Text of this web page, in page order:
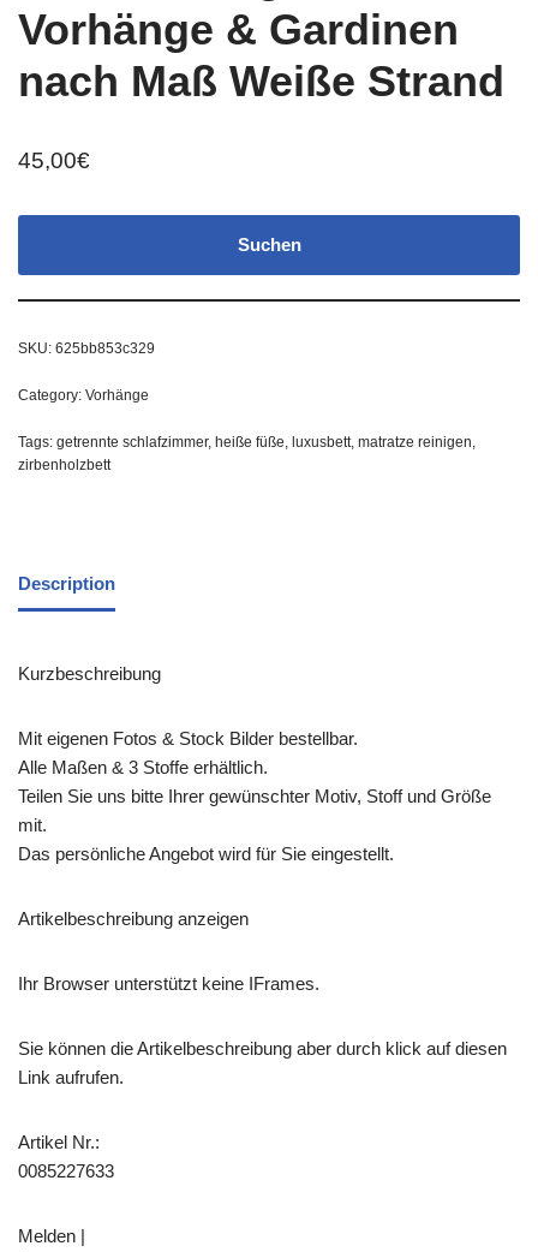
Vorhänge & Gardinen
nach Maß Weiße Strand
45,00€
Suchen
SKU: 625bb853c329
Category: Vorhänge
Tags: getrennte schlafzimmer, heiße füße luxusbett matratze reinigen
zirbenholzbett
Description
Kurzbeschreibung
Mit eigenen Fotos & Stock Bilder bestellbar.
Alle Maßen & 3 Stoffe erhältlich.
Teilen Sie uns bitte Ihrer gewünschter Motiv, Stoff und Größe
mit.
Das persönliche Angebot wird für Sie eingestellt.
Artikelbeschreibung anzeigen
Ihr Browser unterstützt keine IFrames.
Sie können die Artikelbeschreibung aber durch klick auf diesen
Link aufrufen.
Artikel Nr.:
0085227633
Melden |